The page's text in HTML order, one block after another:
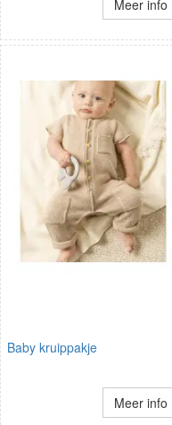
Meer info
Baby kruippakje
Meer info